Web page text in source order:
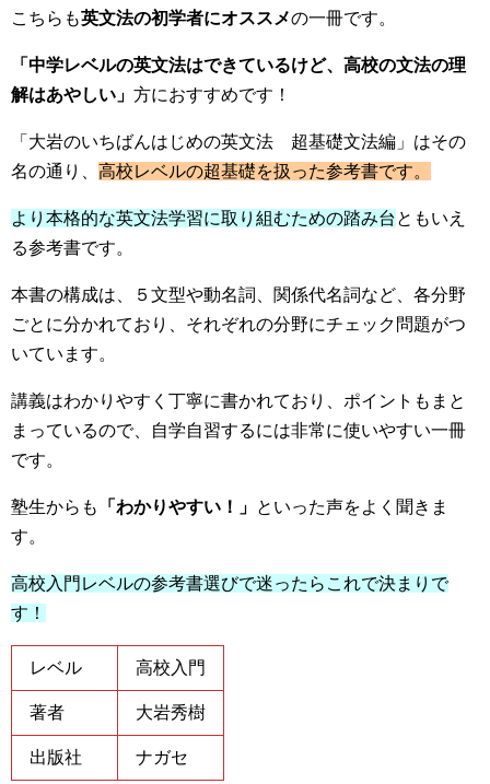
こちらも英文法の初学者にオススメの一冊です。
「中学レベルの英文法はできているけど、高校の文法の理
解はあやしい」 方におすすめです！
「大岩のいちばんはじめの英文法 超基礎文法編」はその
名の通り、 高校レベルの超基礎を扱った参考書です。
より本格的な英文法学習に取り組むための踏み台 ともいえ
る参考書です。
本書の構成は、５文型や動名詞、関係代名詞など、各分野
ごとに分かれており、それぞれの分野にチェック問題がつ
いています。
講義はわかりやすく丁寧に書かれており、ポイントもまと
まっているので、自学自習するには非常に使いやすい一冊
です。
塾生からも 「わかりやすい！」 といった声をよく聞きま
す。
高校入門レベルの参考書選びで迷ったらこれで決まりで
す！
レベル 高校入門
著者 大岩秀樹
出版社 ナガセ